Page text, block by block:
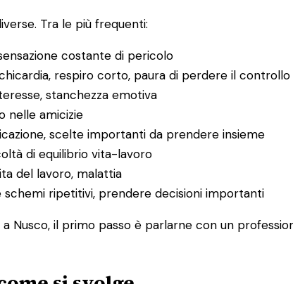
Tra le più frequenti:
costante di pericolo
respiro corto, paura di perdere il controllo
stanchezza emotiva
nelle amicizie
scelte importanti da prendere insieme
di equilibrio vita-lavoro
del lavoro, malattia
schemi ripetitivi, prendere decisioni importanti
Nusco, il primo passo è parlarne con un